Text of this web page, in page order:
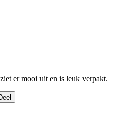
er mooi uit en is leuk verpakt.